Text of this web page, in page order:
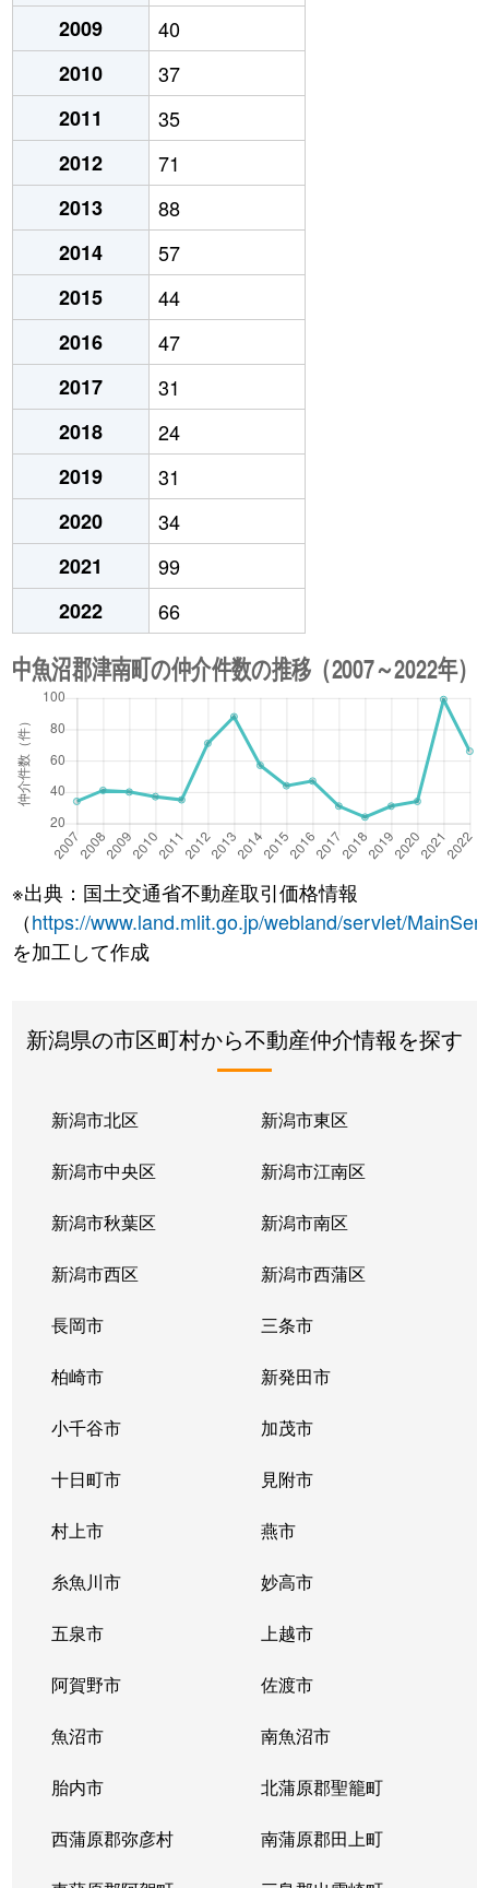
2009
40
2010
37
2011
35
2012
71
2013
88
2014
57
2015
44
2016
47
2017
31
2018
24
2019
31
2020
34
2021
99
2022
66
※出典：国土交通省不動産取引価格情報
（https://www.land.mlit.go.jp/webland/servlet/
を加工して作成
新潟県の市区町村から不動産仲介情報を探す
新潟市北区 新潟市東区
新潟市中央区 新潟市江南区
新潟市秋葉区 新潟市南区
新潟市西区 新潟市西蒲区
長岡市 三条市
柏崎市 新発田市
小千谷市 加茂市
十日町市 見附市
村上市 燕市
糸魚川市 妙高市
五泉市 上越市
阿賀野市 佐渡市
魚沼市 南魚沼市
胎内市 北蒲原郡聖籠町
西蒲原郡弥彦村 南蒲原郡田上町